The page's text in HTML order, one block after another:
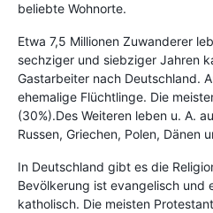
beliebte Wohnorte.
Etwa 7,5 Millionen Zuwanderer
sechziger und siebziger Jahren
Gastarbeiter nach Deutschland.
ehemalige Flüchtlinge. Die
(30%).Des Weiteren leben u. A.
Russen, Griechen, Polen, Dänen
In Deutschland gibt es die
Bevölkerung ist evangelisch und
katholisch. Die meisten